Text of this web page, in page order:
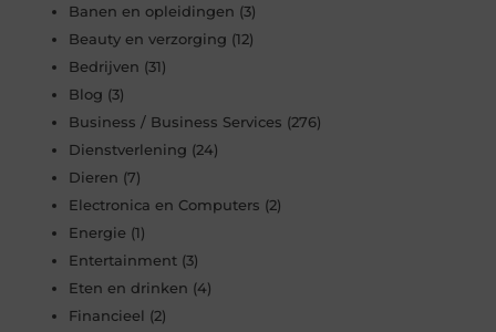
Banen en opleidingen (3)
Beauty en verzorging (12)
Bedrijven (31)
Blog (3)
Business / Business Services (276)
Dienstverlening (24)
Dieren (7)
Electronica en Computers (2)
Energie (1)
Entertainment (3)
Eten en drinken (4)
Financieel (2)